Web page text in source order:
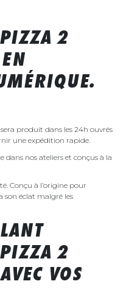
2
produit dans les 24h ouvrés
une expédition rapide.
dans nos ateliers et conçus à la
Conçu à l’origine pour
son éclat malgré les
2
VOS